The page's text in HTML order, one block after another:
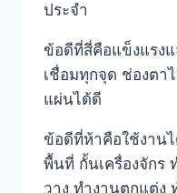
ประจำ
ข้อดีที่สี่คือแข็งแรงแ
เชื่อมทุกจุด ช่องตา
แผ่นได้ดี
ข้อดีที่ห้าคือใช้งาน
พื้นที่ กั้นเครื่องจักร
วาง ทำงานตกแต่ง